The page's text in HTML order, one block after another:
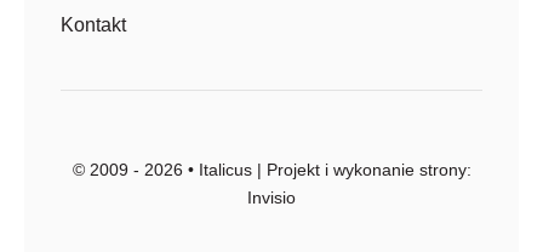
Kontakt
© 2009 - 2026 • Italicus | Projekt i wykonanie strony:
Invisio